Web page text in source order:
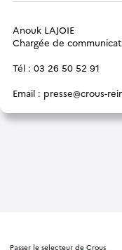
Anouk LAJOIE
Chargée de
Tél : 03 26 50 52 91
Email : presse@crous-
Passer le selecteur de Crous